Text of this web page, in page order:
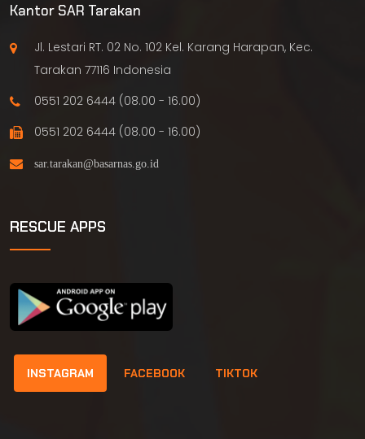
Kantor SAR Tarakan
Jl. Lestari RT. 02 No. 102 Kel. Karang Harapan, Kec.
Tarakan 77116 Indonesia
0551 202 6444 (08.00 - 16.00)
0551 202 6444 (08.00 - 16.00)
RESCUE APPS
INSTAGRAM FACEBOOK TIKTOK